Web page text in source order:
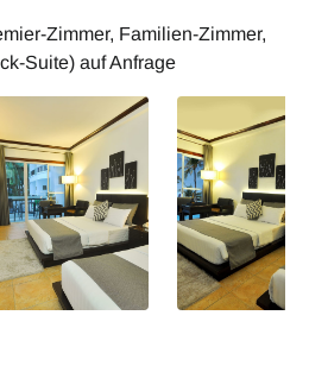
Zimmer, Familien-Zimmer,
Suite) auf Anfrage